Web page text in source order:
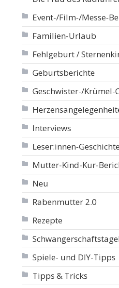
Event-/Film-/Messe-
Familien-Urlaub
Fehlgeburt /
Geburtsberichte
Geschwister-/Krümel-
Interviews
Leser:innen-
Mutter-Kind-Kur-
Neu
Rabenmutter 2.0
Rezepte
Spiele- und DIY-Tipps
Tipps & Tricks